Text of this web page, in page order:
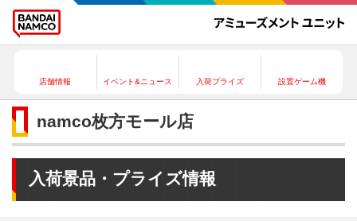
店舗情報 イベント&ニュース 入荷プライズ 設置ゲーム機
namco枚方モール店
入荷景品・プライズ情報